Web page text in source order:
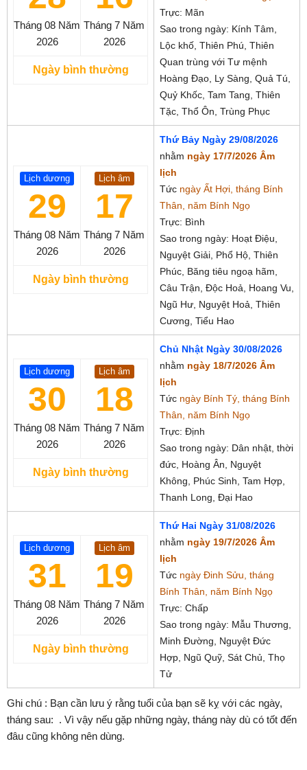
Tháng 08 Năm
2026
Tháng 7 Năm
2026
Ngày bình thường
Trực: Mãn
Sao trong ngày: Kính Tâm,
Lộc khố, Thiên Phú, Thiên
Quan trùng với Tư mệnh
Hoàng Đạo, Ly Sàng, Quả Tú,
Quỷ Khốc, Tam Tang, Thiên
Tặc, Thổ Ôn, Trùng Phục
Lịch dương
29
Tháng 08 Năm
2026
Lịch âm
17
Tháng 7 Năm
2026
Ngày bình thường
Thứ Bảy Ngày 29/08/2026
nhằm ngày 17/7/2026 Âm
lịch
Tức ngày Ất Hợi, tháng Bính
Thân, năm Bính Ngọ
Trực: Bình
Sao trong ngày: Hoạt Điệu,
Nguyệt Giải, Phổ Hộ, Thiên
Phúc, Băng tiêu ngoạ hãm,
Câu Trận, Độc Hoả, Hoang Vu,
Ngũ Hư, Nguyệt Hoả, Thiên
Cương, Tiểu Hao
Lịch dương
30
Tháng 08 Năm
2026
Lịch âm
18
Tháng 7 Năm
2026
Ngày bình thường
Chủ Nhật Ngày 30/08/2026
nhằm ngày 18/7/2026 Âm
lịch
Tức ngày Bính Tý, tháng Bính
Thân, năm Bính Ngọ
Trực: Định
Sao trong ngày: Dân nhật, thời
đức, Hoàng Ân, Nguyệt
Không, Phúc Sinh, Tam Hợp,
Thanh Long, Đại Hao
Lịch dương
31
Tháng 08 Năm
2026
Lịch âm
19
Tháng 7 Năm
2026
Ngày bình thường
Thứ Hai Ngày 31/08/2026
nhằm ngày 19/7/2026 Âm
lịch
Tức ngày Đinh Sửu, tháng
Bính Thân, năm Bính Ngọ
Trực: Chấp
Sao trong ngày: Mẫu Thương,
Minh Đường, Nguyệt Đức
Hợp, Ngũ Quỹ, Sát Chủ, Thọ
Tử
Ghi chú : Bạn cần lưu ý rằng tuổi của bạn sẽ kỵ với các ngày,
tháng sau: . Vì vậy nếu gặp những ngày, tháng này dù có tốt đến
đâu cũng không nên dùng.